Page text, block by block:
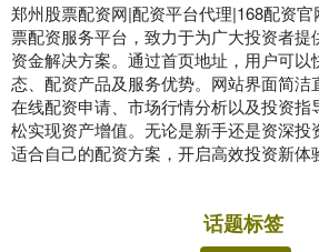
郑州股票配资网|配资平台代理|168配资
票配资服务平台，致力于为广大投资者提
资金解决方案。通过首页地址，用户可以
态、配资产品及服务优势。网站界面简洁
在线配资申请、市场行情分析以及投资指
松实现资产增值。无论是新手还是资深投
适合自己的配资方案，开启高效投资新体
话题标签